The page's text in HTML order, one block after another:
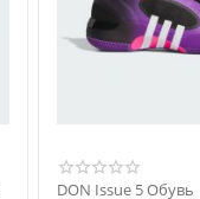
DON Issue 5 Обувь